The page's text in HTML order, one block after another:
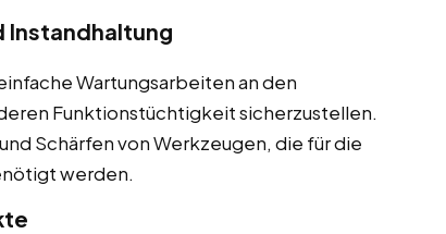
Instandhaltung
Wartungsarbeiten an den
Funktionstüchtigkeit sicherzustellen.
Schärfen von Werkzeugen, die für die
werden.